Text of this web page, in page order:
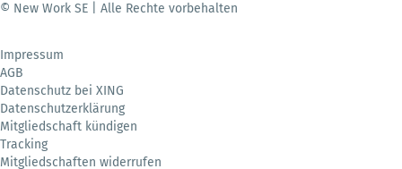
© New Work SE | Alle Rechte vorbehalten
Impressum
AGB
Datenschutz bei XING
Datenschutzerklärung
Mitgliedschaft kündigen
Tracking
Mitgliedschaften widerrufen